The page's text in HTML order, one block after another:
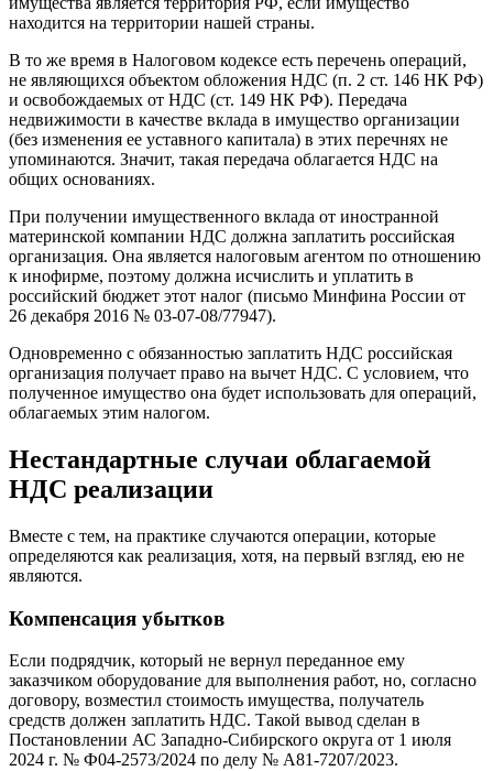
находится на территории нашей страны.
В то же время в Налоговом кодексе есть перечень операций,
не являющихся объектом обложения НДС (п. 2 ст. 146 НК РФ)
и освобождаемых от НДС (ст. 149 НК РФ). Передача
недвижимости в качестве вклада в имущество организации
(без изменения ее уставного капитала) в этих перечнях не
упоминаются. Значит, такая передача облагается НДС на
общих основаниях.
При получении имущественного вклада от иностранной
материнской компании НДС должна заплатить российская
организация. Она является налоговым агентом по отношению
к инофирме, поэтому должна исчислить и уплатить в
российский бюджет этот налог (письмо Минфина России от
26 декабря 2016 № 03-07-08/77947).
Одновременно с обязанностью заплатить НДС российская
организация получает право на вычет НДС. С условием, что
полученное имущество она будет использовать для операций,
облагаемых этим налогом.
Нестандартные случаи облагаемой
НДС реализации
Вместе с тем, на практике случаются операции, которые
определяются как реализация, хотя, на первый взгляд, ею не
являются.
Компенсация убытков
Если подрядчик, который не вернул переданное ему
заказчиком оборудование для выполнения работ, но, согласно
договору, возместил стоимость имущества, получатель
средств должен заплатить НДС. Такой вывод сделан в
Постановлении АС Западно-Сибирского округа от 1 июля
2024 г. № Ф04-2573/2024 по делу № А81-7207/2023.